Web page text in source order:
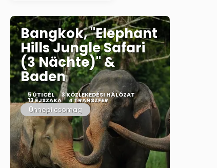
Bangkok, "Elephant
Hills Jungle Safari
(3 Nächte)" &
Baden
5 ÚTICÉL 3 KÖZLEKEDÉSI HÁLÓZAT
13 ÉJSZAKA 4 TRANSZFER
Ünnepi csomag